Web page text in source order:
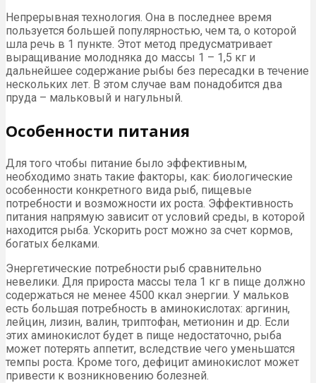
Непрерывная технология. Она в последнее время
пользуется большей популярностью, чем та, о которой
шла речь в 1 пункте. Этот метод предусматривает
выращивание молодняка до массы 1 – 1,5 кг и
дальнейшее содержание рыбы без пересадки в течение
нескольких лет. В этом случае вам понадобится два
пруда – мальковый и нагульный.
Особенности питания
Для того чтобы питание было эффективным,
необходимо знать такие факторы, как: биологические
особенности конкретного вида рыб, пищевые
потребности и возможности их роста. Эффективность
питания напрямую зависит от условий среды, в которой
находится рыба. Ускорить рост можно за счет кормов,
богатых белками.
Энергетические потребности рыб сравнительно
невелики. Для прироста массы тела 1 кг в пище должно
содержаться не менее 4500 ккал энергии. У мальков
есть большая потребность в аминокислотах: аргинин,
лейцин, лизин, валин, триптофан, метионин и др. Если
этих аминокислот будет в пище недостаточно, рыба
может потерять аппетит, вследствие чего уменьшатся
темпы роста. Кроме того, дефицит аминокислот может
привести к возникновению болезней.